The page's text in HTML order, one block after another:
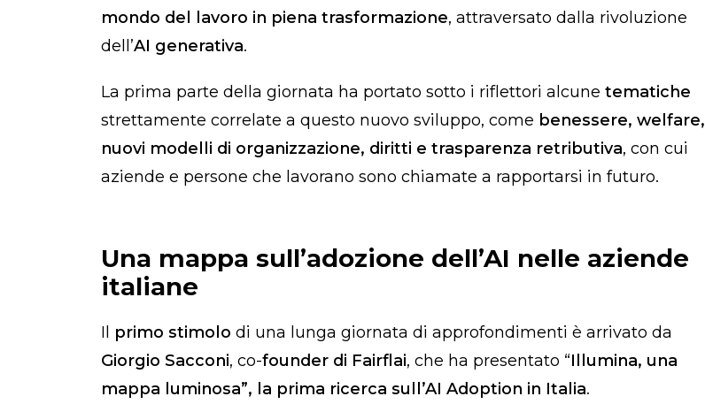
mondo del lavoro in piena trasformazione, attraversato dalla rivoluzione
dell’AI generativa.
La prima parte della giornata ha portato sotto i riflettori alcune tematiche
strettamente correlate a questo nuovo sviluppo, come benessere, welfare,
nuovi modelli di organizzazione, diritti e trasparenza retributiva, con cui
aziende e persone che lavorano sono chiamate a rapportarsi in futuro.
Una mappa sull’adozione dell’AI nelle aziende
italiane
Il primo stimolo di una lunga giornata di approfondimenti è arrivato da
Giorgio Sacconi, co-founder di Fairflai, che ha presentato “Illumina, una
mappa luminosa”, la prima ricerca sull’AI Adoption in Italia.